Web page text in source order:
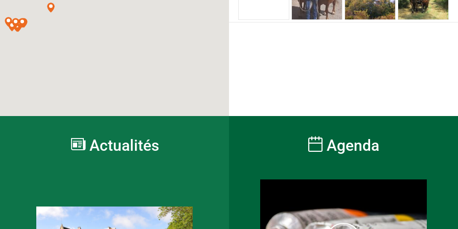
Actualités Agenda